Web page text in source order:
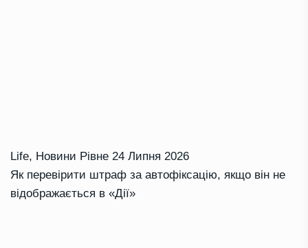
Life, Новини Рівне 24 Липня 2026
Як перевірити штраф за автофіксацію, якщо він не
відображається в «Дії»